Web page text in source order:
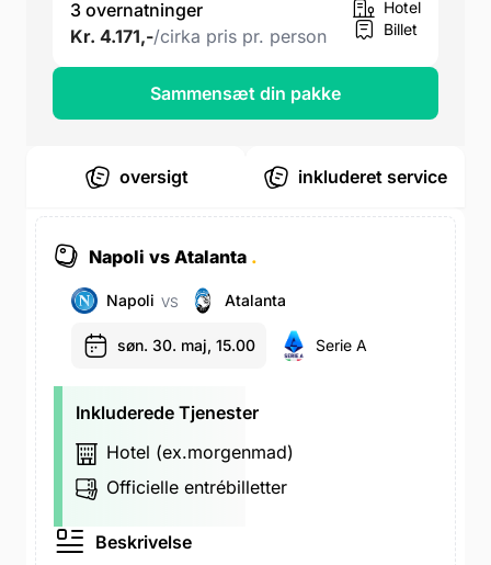
oversigt inkluderet service
Napoli vs Atalanta .
Napoli VS Atalanta
søn. 30. maj, 15.00 Serie A
Inkluderede Tjenester
Hotel (ex.morgenmad)
Officielle entrébilletter
Beskrivelse
3 overnatninger
Kr. 4.171,-/cirka pris pr. person
Hotel
Billet
Sammensæt din pakke